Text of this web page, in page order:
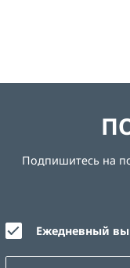
Подпишитесь на
Ежедневный